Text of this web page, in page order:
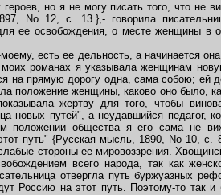
но я не могу писать того, что не
No 12, с. 13.},- говорила
ее освобождения, о месте женщины в
есть ее дельность, а начинается
романах я указывала женщинам
на прямую дорогу одна, сама собою; ей
положение женщины, каково оно было,
жертву для того, чтобы
путей", а неудавшийся педагог,
положении общества я его сама не
путь" {Русская мысль, 1890, No 10, с.
стороны ее мировоззрения.
всего народа, так как
отвергла путь буржуазных
Россию на этот путь. Поэтому-то так и